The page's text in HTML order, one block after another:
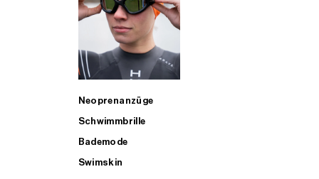
Neoprenanzüge
Schwimmbrille
Bademode
Swimskin